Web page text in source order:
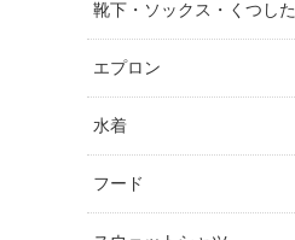
靴下・ソックス・くつした
エプロン
水着
フード